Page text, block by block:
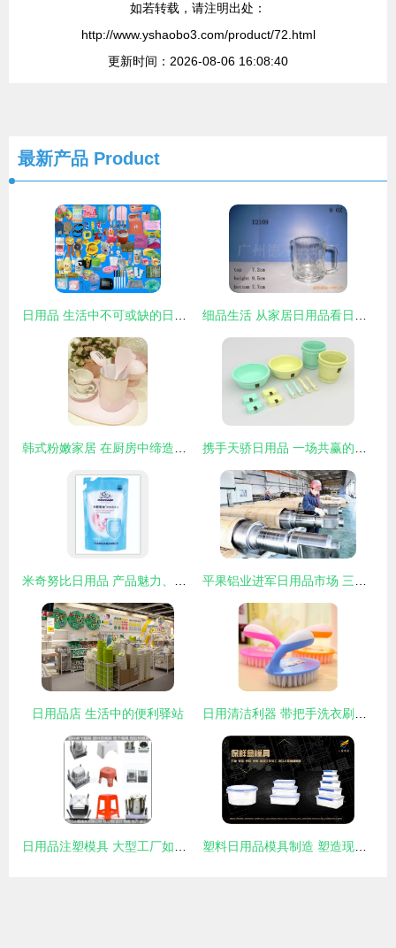
如若转载，请注明出处：
http://www.yshaobo3.com/product/72.html
更新时间：2026-08-06 16:08:40
最新产品 Product
日用品店 生活中的便利驿站